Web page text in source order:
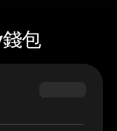
包
$69.90